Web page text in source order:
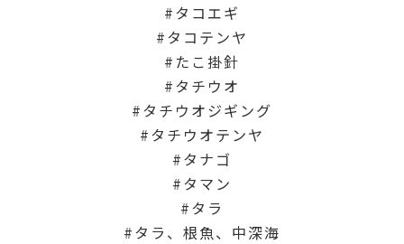
タコエギ
タコテンヤ
たこ掛針
タチウオ
タチウオジギング
タチウオテンヤ
タナゴ
タマン
タラ
タラ、根魚、中深海